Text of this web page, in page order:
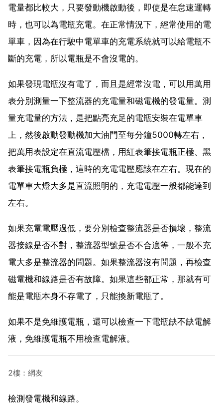
電量都比較大，只要發動機啟動後，即使是在怠速運轉
時，也可以為電瓶充電。在正常情況下，經常使用的電
單車，因為在行駛中電單車的充電系統就可以給電瓶不
斷的充電，所以電瓶是不會沒電的。
如果發現電瓶沒有電了，而且是經常沒電，可以用萬用
表分別測量一下整流器的充電量和磁電機的發電量。測
量充電量的方法，是把點亮充足的電瓶安裝在電單車
上，然後啟動發動機加大油門至每分鐘5000轉左右，
把萬用表設定在直流電壓檔，用紅表筆接電瓶正極、黑
表筆接電瓶負極，這時的充電電壓應該在左右。現在的
電單車大燈大多是直流照明的，充電電壓一般都能達到
左右。
如果充電電壓過低，要分別檢查整流器是否損壞，整流
器接線是否不對，整流器型號是否不合適等，一般不充
電大多是整流器的問題。如果整流器沒有問題，再檢查
磁電機和線路是否有故障。如果這些都正常，那就有可
能是電瓶本身不存電了，只能換新電瓶了。
如果不是免維護電瓶，還可以檢查一下電瓶缺不缺電解
液，免維護電瓶不用檢查電解液。
2樓：網友
檢測發電機和線路。